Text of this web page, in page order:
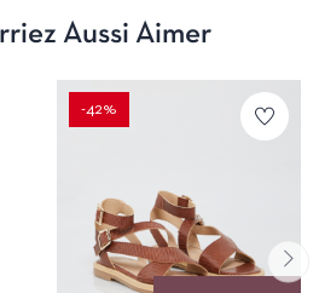
Aussi Aimer
-42%